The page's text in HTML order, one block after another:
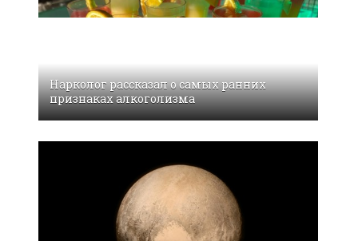
Нарколог рассказал о самых ранних
признаках алкоголизма